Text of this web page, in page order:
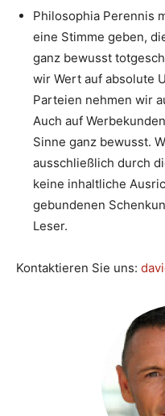
Philosophia Perennis
eine Stimme geben,
ganz bewusst
wir Wert auf absolute
Parteien nehmen wir
Auch auf
Sinne ganz bewusst.
ausschließlich durch
keine inhaltliche
gebundenen
Leser.
Kontaktieren Sie uns: